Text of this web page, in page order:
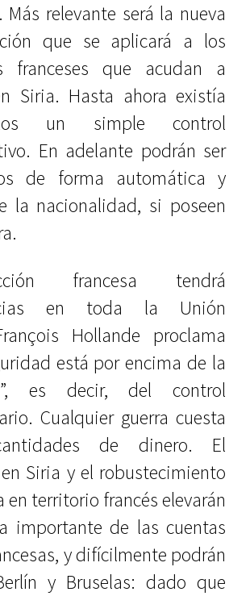
relevante será la nueva
que se aplicará a los
franceses que acudan a
Siria. Hasta ahora existía
un simple control
En adelante podrán ser
de forma automática y
la nacionalidad, si poseen
francesa tendrá
en toda la Unión
Hollande proclama
está por encima de la
es decir, del control
Cualquier guerra cuesta
de dinero. El
Siria y el robustecimiento
en territorio francés elevarán
importante de las cuentas
y difícilmente podrán
y Bruselas: dado que